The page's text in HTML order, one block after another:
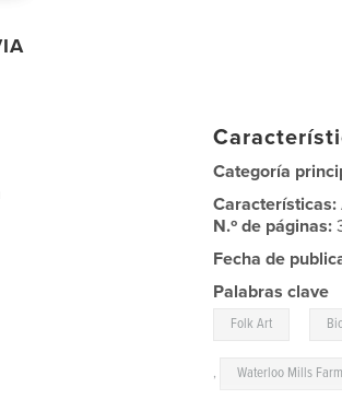
Categoría
Características:
N.º de páginas:
Fecha de
Palabras clave
Folk Art
, Waterloo Mills Farm